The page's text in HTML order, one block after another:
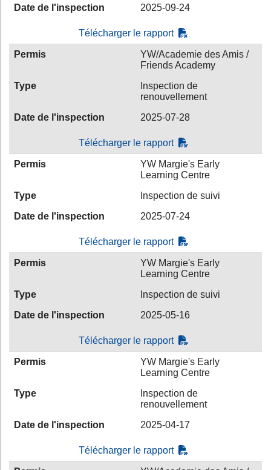
Date de l'inspection
2025-09-24
Télécharger le rapport
Permis
YW/Academie des Amis /
Friends Academy
Type
Inspection de
renouvellement
Date de l'inspection
2025-07-28
Télécharger le rapport
Permis
YW Margie's Early
Learning Centre
Type
Inspection de suivi
Date de l'inspection
2025-07-24
Télécharger le rapport
Permis
YW Margie's Early
Learning Centre
Type
Inspection de suivi
Date de l'inspection
2025-05-16
Télécharger le rapport
Permis
YW Margie's Early
Learning Centre
Type
Inspection de
renouvellement
Date de l'inspection
2025-04-17
Télécharger le rapport